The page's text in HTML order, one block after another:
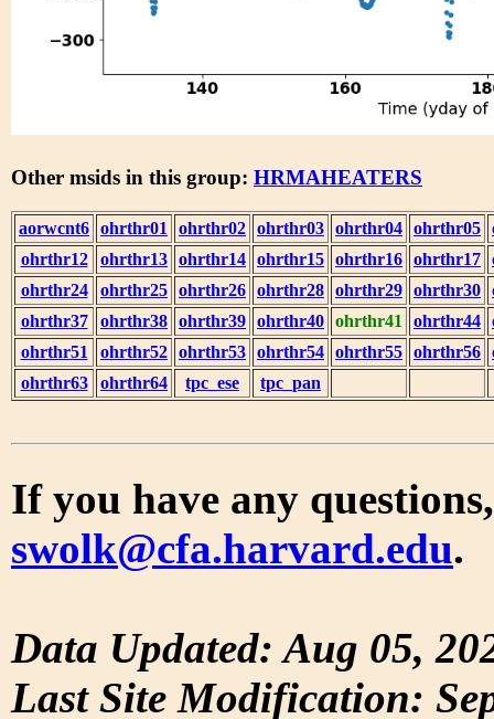
Other msids in this group: HRMAHEATERS
aorwcnt6 ohrthr01 ohrthr02 ohrthr03 ohrthr04 ohrthr05
ohrthr12
ohrthr13 ohrthr14 ohrthr15 ohrthr16 ohrthr17
ohrthr24
ohrthr25 ohrthr26 ohrthr28 ohrthr29 ohrthr30
ohrthr37
ohrthr38 ohrthr39 ohrthr40 ohrthr41 ohrthr44
ohrthr51
ohrthr52 ohrthr53 ohrthr54 ohrthr55 ohrthr56
ohrthr63
ohrthr64 tpc_ese tpc_pan
If you have any
swolk@cfa.harvard.edu.
Data Updated: Aug 05,
Last Site Modification: